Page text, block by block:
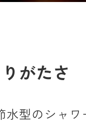
がたさ
水型のシャ